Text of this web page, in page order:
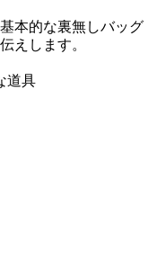
本的な裏無しバッグ
えします。
道具